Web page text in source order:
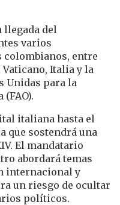
llegada del
varios
entre
Italia y la
Unidas para la
italiana hasta el
que sostendrá una
El mandatario
abordará temas
internacional y
un riesgo de ocultar
políticos.